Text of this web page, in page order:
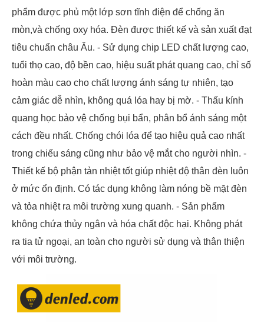
phẩm được phủ một lớp sơn tĩnh điện để chống ăn
mòn,và chống oxy hóa. Đèn được thiết kế và sản xuất đạt
tiêu chuẩn châu Âu. - Sử dụng chip LED chất lượng cao,
tuổi thọ cao, độ bền cao, hiệu suất phát quang cao, chỉ số
hoàn màu cao cho chất lượng ánh sáng tự nhiên, tạo
cảm giác dễ nhìn, không quá lóa hay bị mờ. - Thấu kính
quang học bảo vệ chống bụi bẩn, phân bổ ánh sáng một
cách đều nhất. Chống chói lóa để tạo hiệu quả cao nhất
trong chiếu sáng cũng như bảo vệ mắt cho người nhìn. -
Thiết kế bộ phận tản nhiệt tốt giúp nhiệt độ thân đèn luôn
ở mức ổn định. Có tác dụng không làm nóng bề mặt đèn
và tỏa nhiệt ra môi trường xung quanh. - Sản phẩm
không chứa thủy ngân và hóa chất độc hại. Không phát
ra tia tử ngoại, an toàn cho người sử dụng và thân thiện
với môi trường.